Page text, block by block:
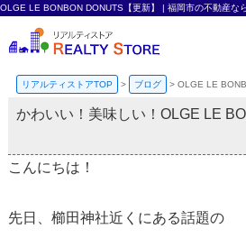
OLGE LE BONBON DONUTS【更新】 | 福岡市の不動産な
リアルティストアTOP > ブログ > OLGE LE
かわいい！美味しい！OLGE LE
こんにちは！
先日、櫛田神社近くにある話題の